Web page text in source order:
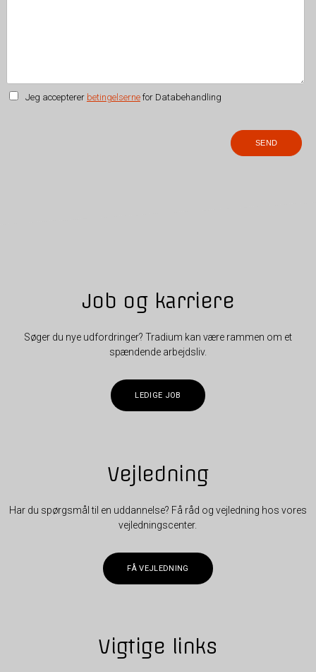
Jeg accepterer betingelsernefor Databehandling
Job og karriere
Søger du nye udfordringer? Tradium kan være rammen om et
spændende arbejdsliv.
LEDIGE JOB
Vejledning
Har du spørgsmål til en uddannelse? Få råd og vejledning hos vores
vejledningscenter.
FÅ VEJLEDNING
Vigtige links